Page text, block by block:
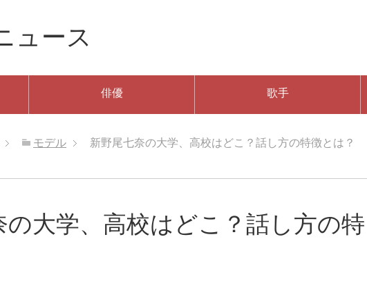
ュース
俳優 歌手
モデル 新野尾七奈の大学、高校はどこ？話し方の特徴とは？
の大学、高校はどこ？話し方の特